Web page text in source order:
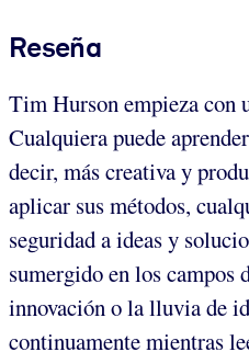
Reseña
Tim Hurson empieza con
Cualquiera puede
decir, más creativa y
aplicar sus métodos,
seguridad a ideas y
sumergido en los campos
innovación o la lluvia de
continuamente mientras